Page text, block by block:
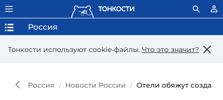
Тонкости используют сookie-файлы. Что это значит?
Россия
Россия Новости России Отели обяжут